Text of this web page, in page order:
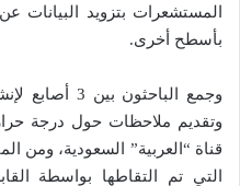
المستشعرات بتزويد البيانات
بأسطح أخرى.
وجمع
وتقديم ملاحظات حول درجة
قناة “العربية” السعودية، ومن
التي تم التقاطها بواسطة